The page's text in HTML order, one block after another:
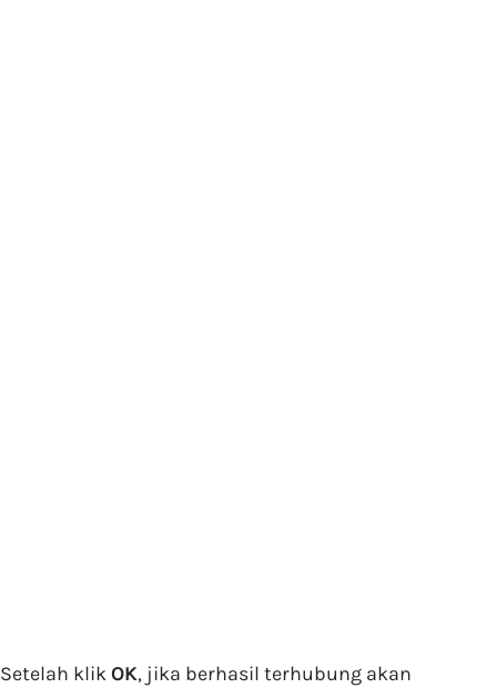
Setelah klikOK, jika berhasil terhubung akan